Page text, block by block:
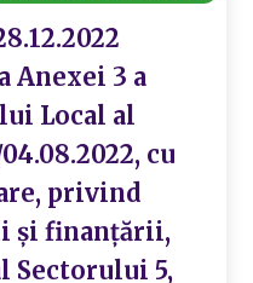
Anexei 3 a
Local al
cu
privind
și finanțării,
Sectorului 5,